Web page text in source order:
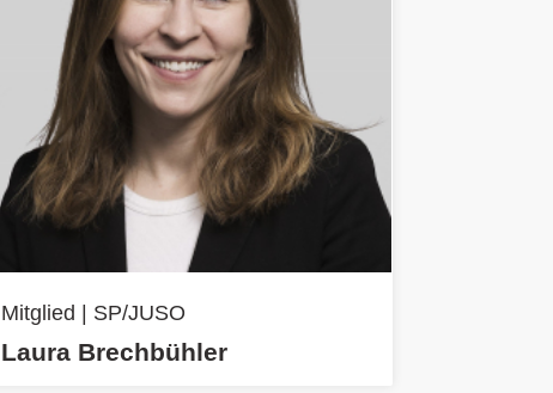
Mitglied | SP/JUSO
Laura Brechbühler